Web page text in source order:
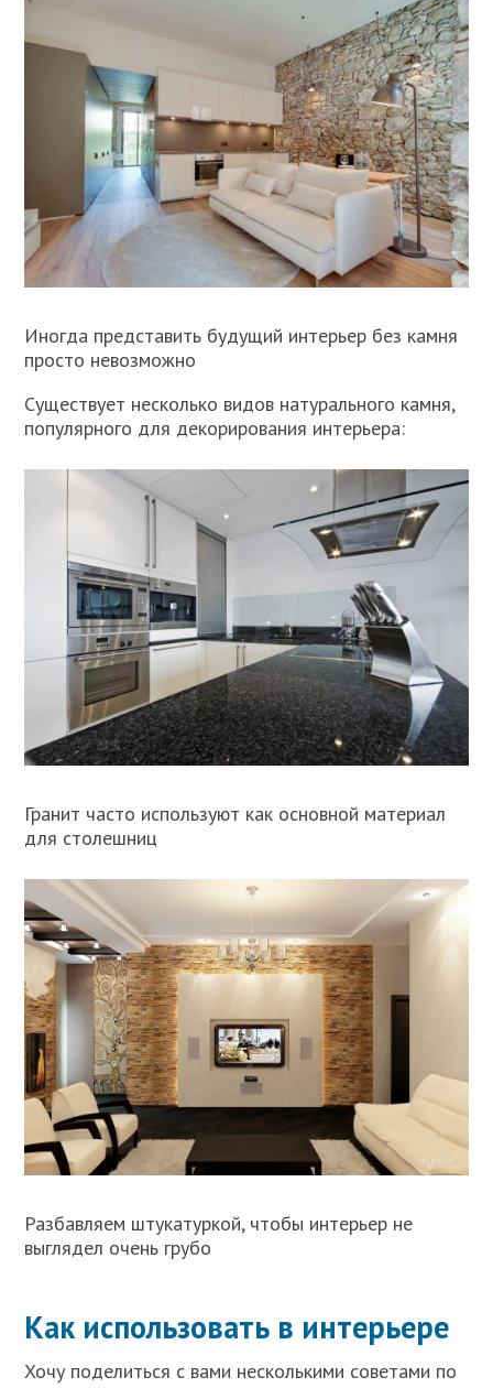
Иногда представить будущий интерьер без камня
просто невозможно
Существует несколько видов натурального камня,
популярного для декорирования интерьера:
Гранит часто используют как основной материал
для столешниц
Разбавляем штукатуркой, чтобы интерьер не
выглядел очень грубо
Как использовать в интерьере
Хочу поделиться с вами несколькими советами по